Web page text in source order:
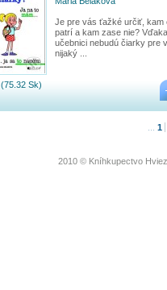
Je pre vás ťažké určiť, kam
patrí a kam zase nie?
učebnici nebudú čiarky pre
nijaký ...
(75.32 Sk)
1
2010 © Kníhkupectvo